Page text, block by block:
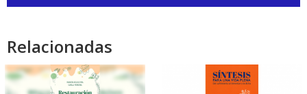
audio
Relacionadas